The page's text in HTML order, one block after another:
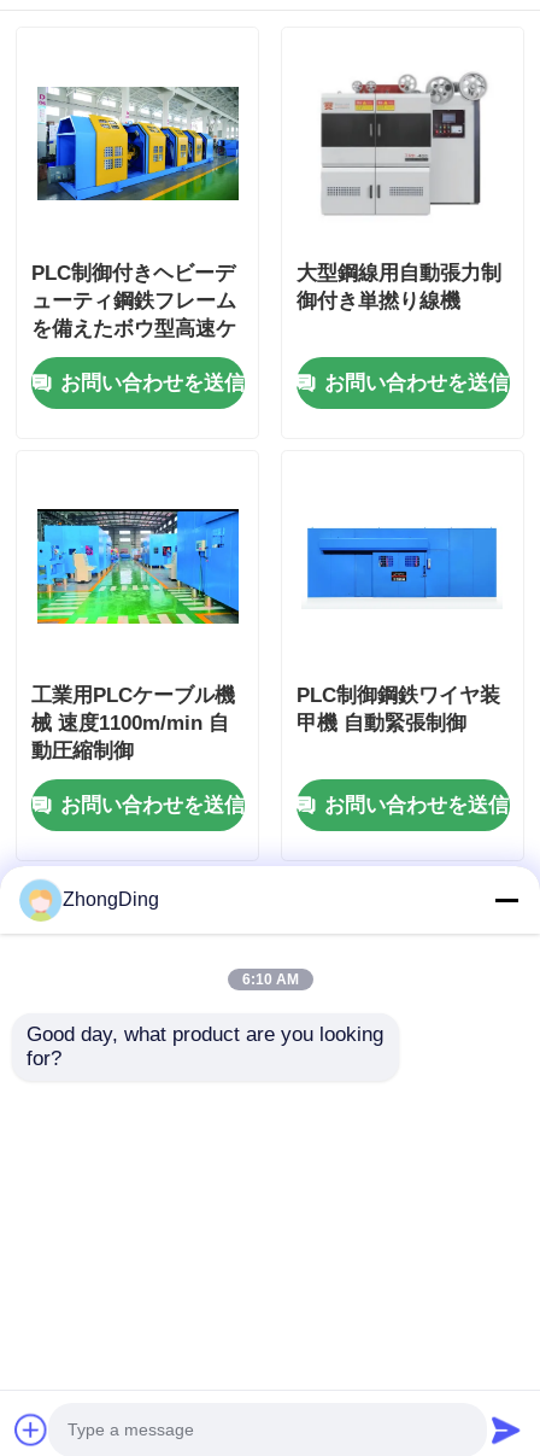
PLC制御付きヘビーデ
ューティ鋼鉄フレーム
を備えたボウ型高速ケ
ーブル撚り合わせ機
お問い合わせを送信
大型鋼線用自動張力制
御付き単撚り線機
お問い合わせを送信
工業用PLCケーブル機
械 速度1100m/min 自
動圧縮制御
お問い合わせを送信
PLC制御鋼鉄ワイヤ装
甲機 自動緊張制御
お問い合わせを送信
場.Copyright © 2026 Wuxi Zhongding Electrician
ZhongDing
6:10 AM
Good day, what product are you looking
for?